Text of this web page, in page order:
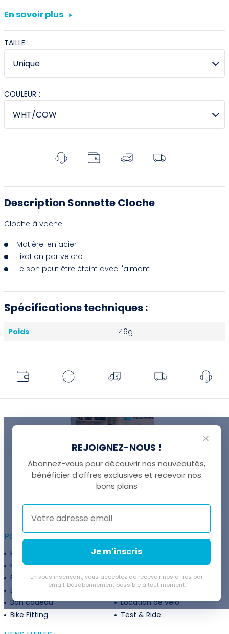
En savoir plus
TAILLE :
COULEUR :
Description Sonnette Cloche
Cloche à vache
Matière: en acier
Fixation par velcro
Le son peut être éteint avec l'aimant
Spécifications techniques :
Poids 46g
UNE QUESTION ?
+41 22 307 02 00
POUR ALLER PLUS LOIN :
Programme fidélité
Entreprises
Financement
Services
Flexibilité de paiement
Subventions
Extension de garantie
Politique de retour
Bon cadeau
Location de vélo
Bike Fitting
Test & Ride
✕
REJOIGNEZ-NOUS !
Abonnez-vous pour découvrir nos nouveautés,
bénéficier d’offres exclusives et recevoir nos
bons plans
Je m'inscris
En vous inscrivant, vous acceptez de recevoir nos offres par
email. Désabonnement possible à tout moment.